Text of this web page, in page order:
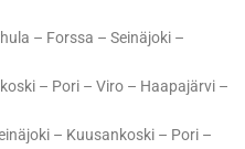
– Forssa – Seinäjoki –
– Pori – Viro – Haapajärvi –
– Kuusankoski – Pori –